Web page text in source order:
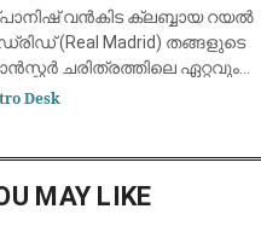
വൻകിട ക്ലബ്ബായ റയൽ
(Real Madrid) തങ്ങളുടെ
ചരിത്രത്തിലെ ഏറ്റവും
തുക നൽകി ഐവറി കോസ്റ്റ്
Desk
MAY LIKE